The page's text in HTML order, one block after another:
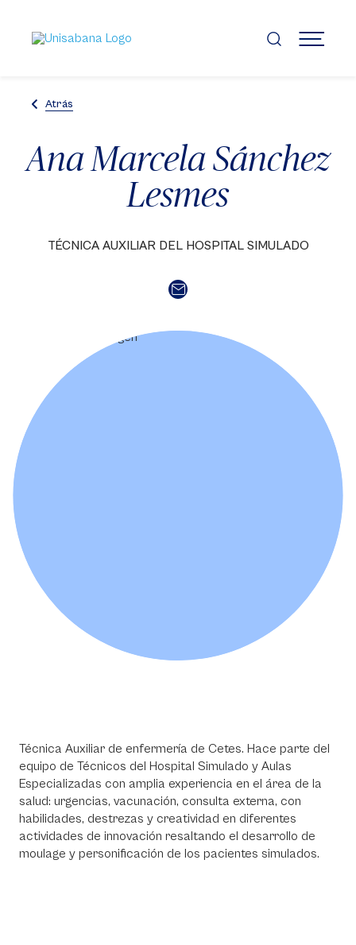
contenido
principal
MENÚ
Atrás
Ana Marcela Sánchez
Lesmes
TÉCNICA AUXILIAR DEL HOSPITAL SIMULADO
Técnica Auxiliar de enfermería de Cetes. Hace parte del
equipo de Técnicos del Hospital Simulado y Aulas
Especializadas con amplia experiencia en el área de la
salud: urgencias, vacunación, consulta externa, con
habilidades, destrezas y creatividad en diferentes
actividades de innovación resaltando el desarrollo de
moulage y personificación de los pacientes simulados.